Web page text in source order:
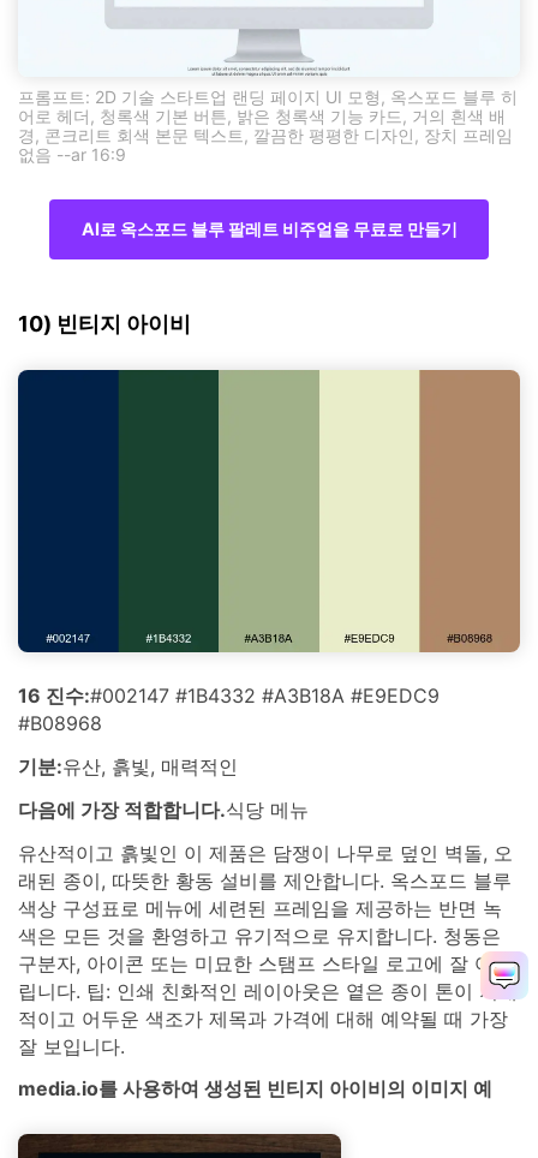
프롬프트: 2D 기술 스타트업 랜딩 페이지 UI 모형, 옥스포드 블루 히
어로 헤더, 청록색 기본 버튼, 밝은 청록색 기능 카드, 거의 흰색 배
경, 콘크리트 회색 본문 텍스트, 깔끔한 평평한 디자인, 장치 프레임
없음 --ar 16:9
AI로 옥스포드 블루 팔레트 비주얼을 무료로 만들기
10) 빈티지 아이비
16 진수:#002147 #1B4332 #A3B18A #E9EDC9
#B08968
기분:유산, 흙빛, 매력적인
다음에 가장 적합합니다.식당 메뉴
유산적이고 흙빛인 이 제품은 담쟁이 나무로 덮인 벽돌, 오
래된 종이, 따뜻한 황동 설비를 제안합니다. 옥스포드 블루
색상 구성표로 메뉴에 세련된 프레임을 제공하는 반면 녹
색은 모든 것을 환영하고 유기적으로 유지합니다. 청동은
구분자, 아이콘 또는 미묘한 스탬프 스타일 로고에 잘 어울
립니다. 팁: 인쇄 친화적인 레이아웃은 옅은 종이 톤이 지배
적이고 어두운 색조가 제목과 가격에 대해 예약될 때 가장
잘 보입니다.
media.io를 사용하여 생성된 빈티지 아이비의 이미지 예